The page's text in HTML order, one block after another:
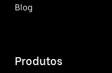
Blog
Produtos